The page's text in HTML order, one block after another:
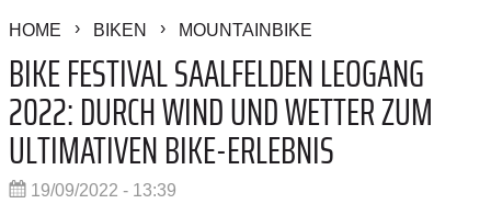
HOME BIKEN MOUNTAINBIKE
BIKE FESTIVAL SAALFELDEN LEOGANG
2022: DURCH WIND UND WETTER ZUM
ULTIMATIVEN BIKE-ERLEBNIS
19/09/2022 - 13:39